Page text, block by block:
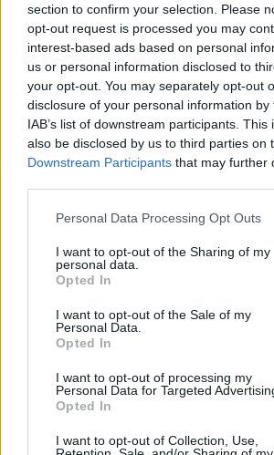
section to confirm your selection. Please
opt-out request is processed you may
interest-based ads based on personal
us or personal information disclosed to
your opt-out. You may separately opt-out
disclosure of your personal information
IAB’s list of downstream participants.
also be disclosed by us to third parties on
Downstream Participants that may further
Personal Data Processing Opt Outs
I want to opt-out of the Sharing of my
personal data.
Opted In
I want to opt-out of the Sale of my
Personal Data.
Opted In
I want to opt-out of processing my
Personal Data for Targeted
Opted In
I want to opt-out of Collection, Use,
Kép forrása: Pinterest